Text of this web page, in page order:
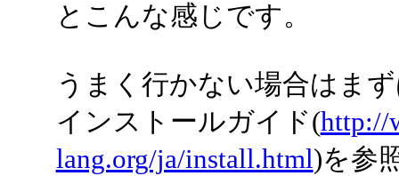
とこんな感じです。
うまく行かない場合はま
インストールガイド(http://
lang.org/ja/install.html)を参